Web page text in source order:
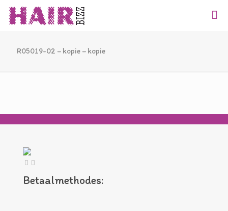
R05019-02 – kopie – kopie
Betaalmethodes: